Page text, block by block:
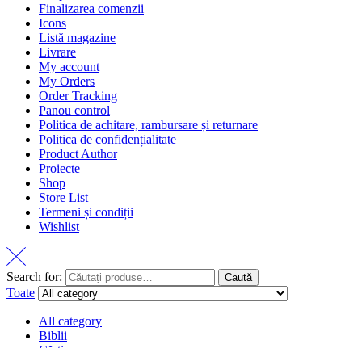
Finalizarea comenzii
Icons
Listă magazine
Livrare
My account
My Orders
Order Tracking
Panou control
Politica de achitare, rambursare și returnare
Politica de confidențialitate
Product Author
Proiecte
Shop
Store List
Termeni și condiții
Wishlist
Search for: Caută
Toate
All category
Biblii